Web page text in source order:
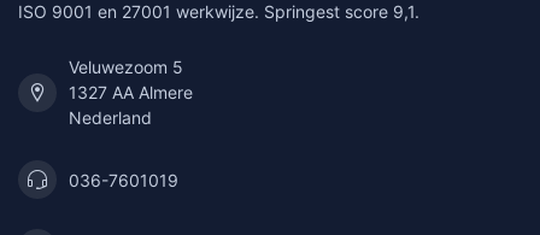
ISO 9001 en 27001 werkwijze. Springest score 9,1.
Veluwezoom 5
1327 AA Almere
Nederland
036-7601019